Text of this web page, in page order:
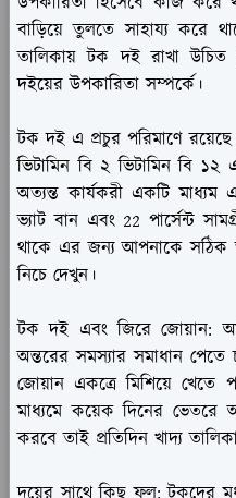
বাড়িয়ে তুলতে সাহায্য করে
তালিকায় টক দই রাখা
দইয়ের উপকারিতা সম্পর্কে।
টক দই এ প্রচুর পরিমাণে রয়েছে
ভিটামিন বি ২ ভিটামিন বি
অত্যন্ত কার্যকরী একটি
ভ্যাট বান এবং 22 পার্সেন্ট
থাকে এর জন্য আপনাকে সঠিক
নিচে দেখুন।
টক দই এবং জিরে জোয়ান:
অন্তরের সমস্যার সমাধান
জোয়ান একত্রে মিশিয়ে খেতে
মাধ্যমে কয়েক দিনের ভেতরে
করবে তাই প্রতিদিন খাদ্য